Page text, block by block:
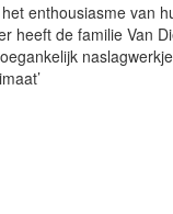
enthousiasme van
heeft de familie Van